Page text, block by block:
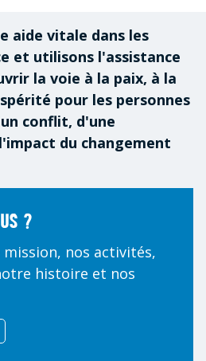
aide vitale dans les
et utilisons l'assistance
la voie à la paix, à la
pour les personnes
conflit, d'une
du changement
?
nos activités,
histoire et nos